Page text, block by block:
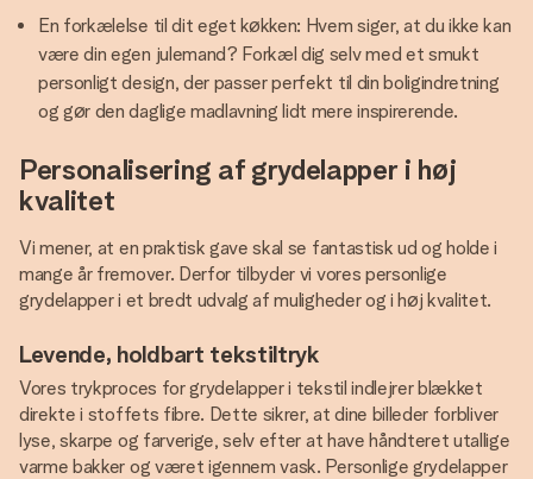
En forkælelse til dit eget køkken: Hvem siger, at du ikke kan
være din egen julemand? Forkæl dig selv med et smukt
personligt design, der passer perfekt til din boligindretning
og gør den daglige madlavning lidt mere inspirerende.
Personalisering af grydelapper i høj
kvalitet
Vi mener, at en praktisk gave skal se fantastisk ud og holde i
mange år fremover. Derfor tilbyder vi vores personlige
grydelapper i et bredt udvalg af muligheder og i høj kvalitet.
Levende, holdbart tekstiltryk
Vores trykproces for grydelapper i tekstil indlejrer blækket
direkte i stoffets fibre. Dette sikrer, at dine billeder forbliver
lyse, skarpe og farverige, selv efter at have håndteret utallige
varme bakker og været igennem vask. Personlige grydelapper